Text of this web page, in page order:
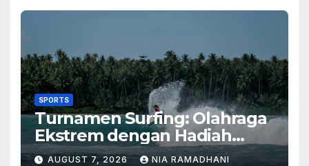
SPORTS
Turnamen Surfing: Olahraga
Ekstrem dengan Hadiah
Besar
AUGUST 7, 2026 NIA RAMADHANI